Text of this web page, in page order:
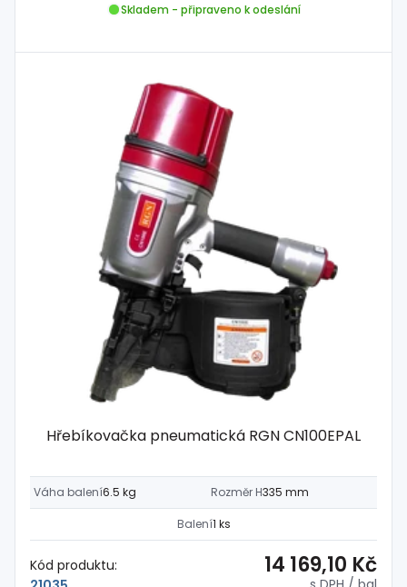
Skladem - připraveno k odeslání
Hřebíkovačka pneumatická RGN CN100EPAL
Váha balení6.5 kg Rozměr H335 mm
Balení1 ks
Kód produktu:
14 169,10 Kč